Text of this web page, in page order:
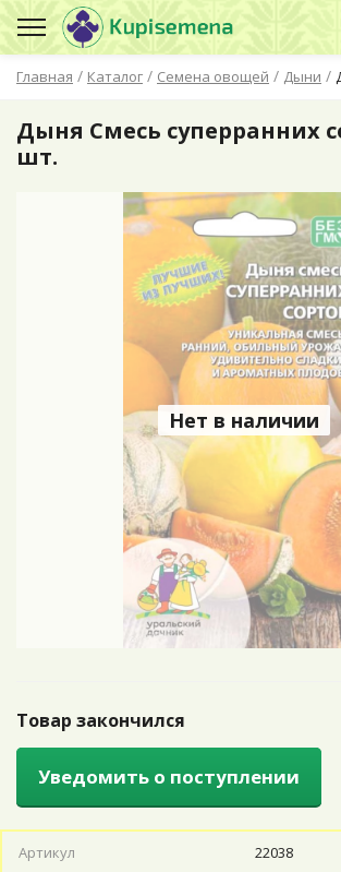
Главная / Каталог / Семена овощей / Дыни /
Дыня Смесь суперранних
шт.
Нет в наличии
Товар закончился
Уведомить о поступлении
Артикул
22038